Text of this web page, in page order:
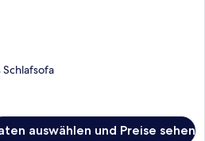
auswählen und Preise sehen